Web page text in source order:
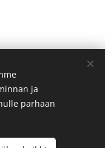
HSKH ry
ja
parhaan